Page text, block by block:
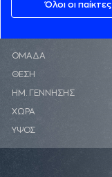
Όλοι οι παίκτες
ΟΜΑΔΑ
ΘΕΣΗ
ΗΜ. ΓΕΝΝΗΣΗΣ
ΧΩΡΑ
ΥΨΟΣ